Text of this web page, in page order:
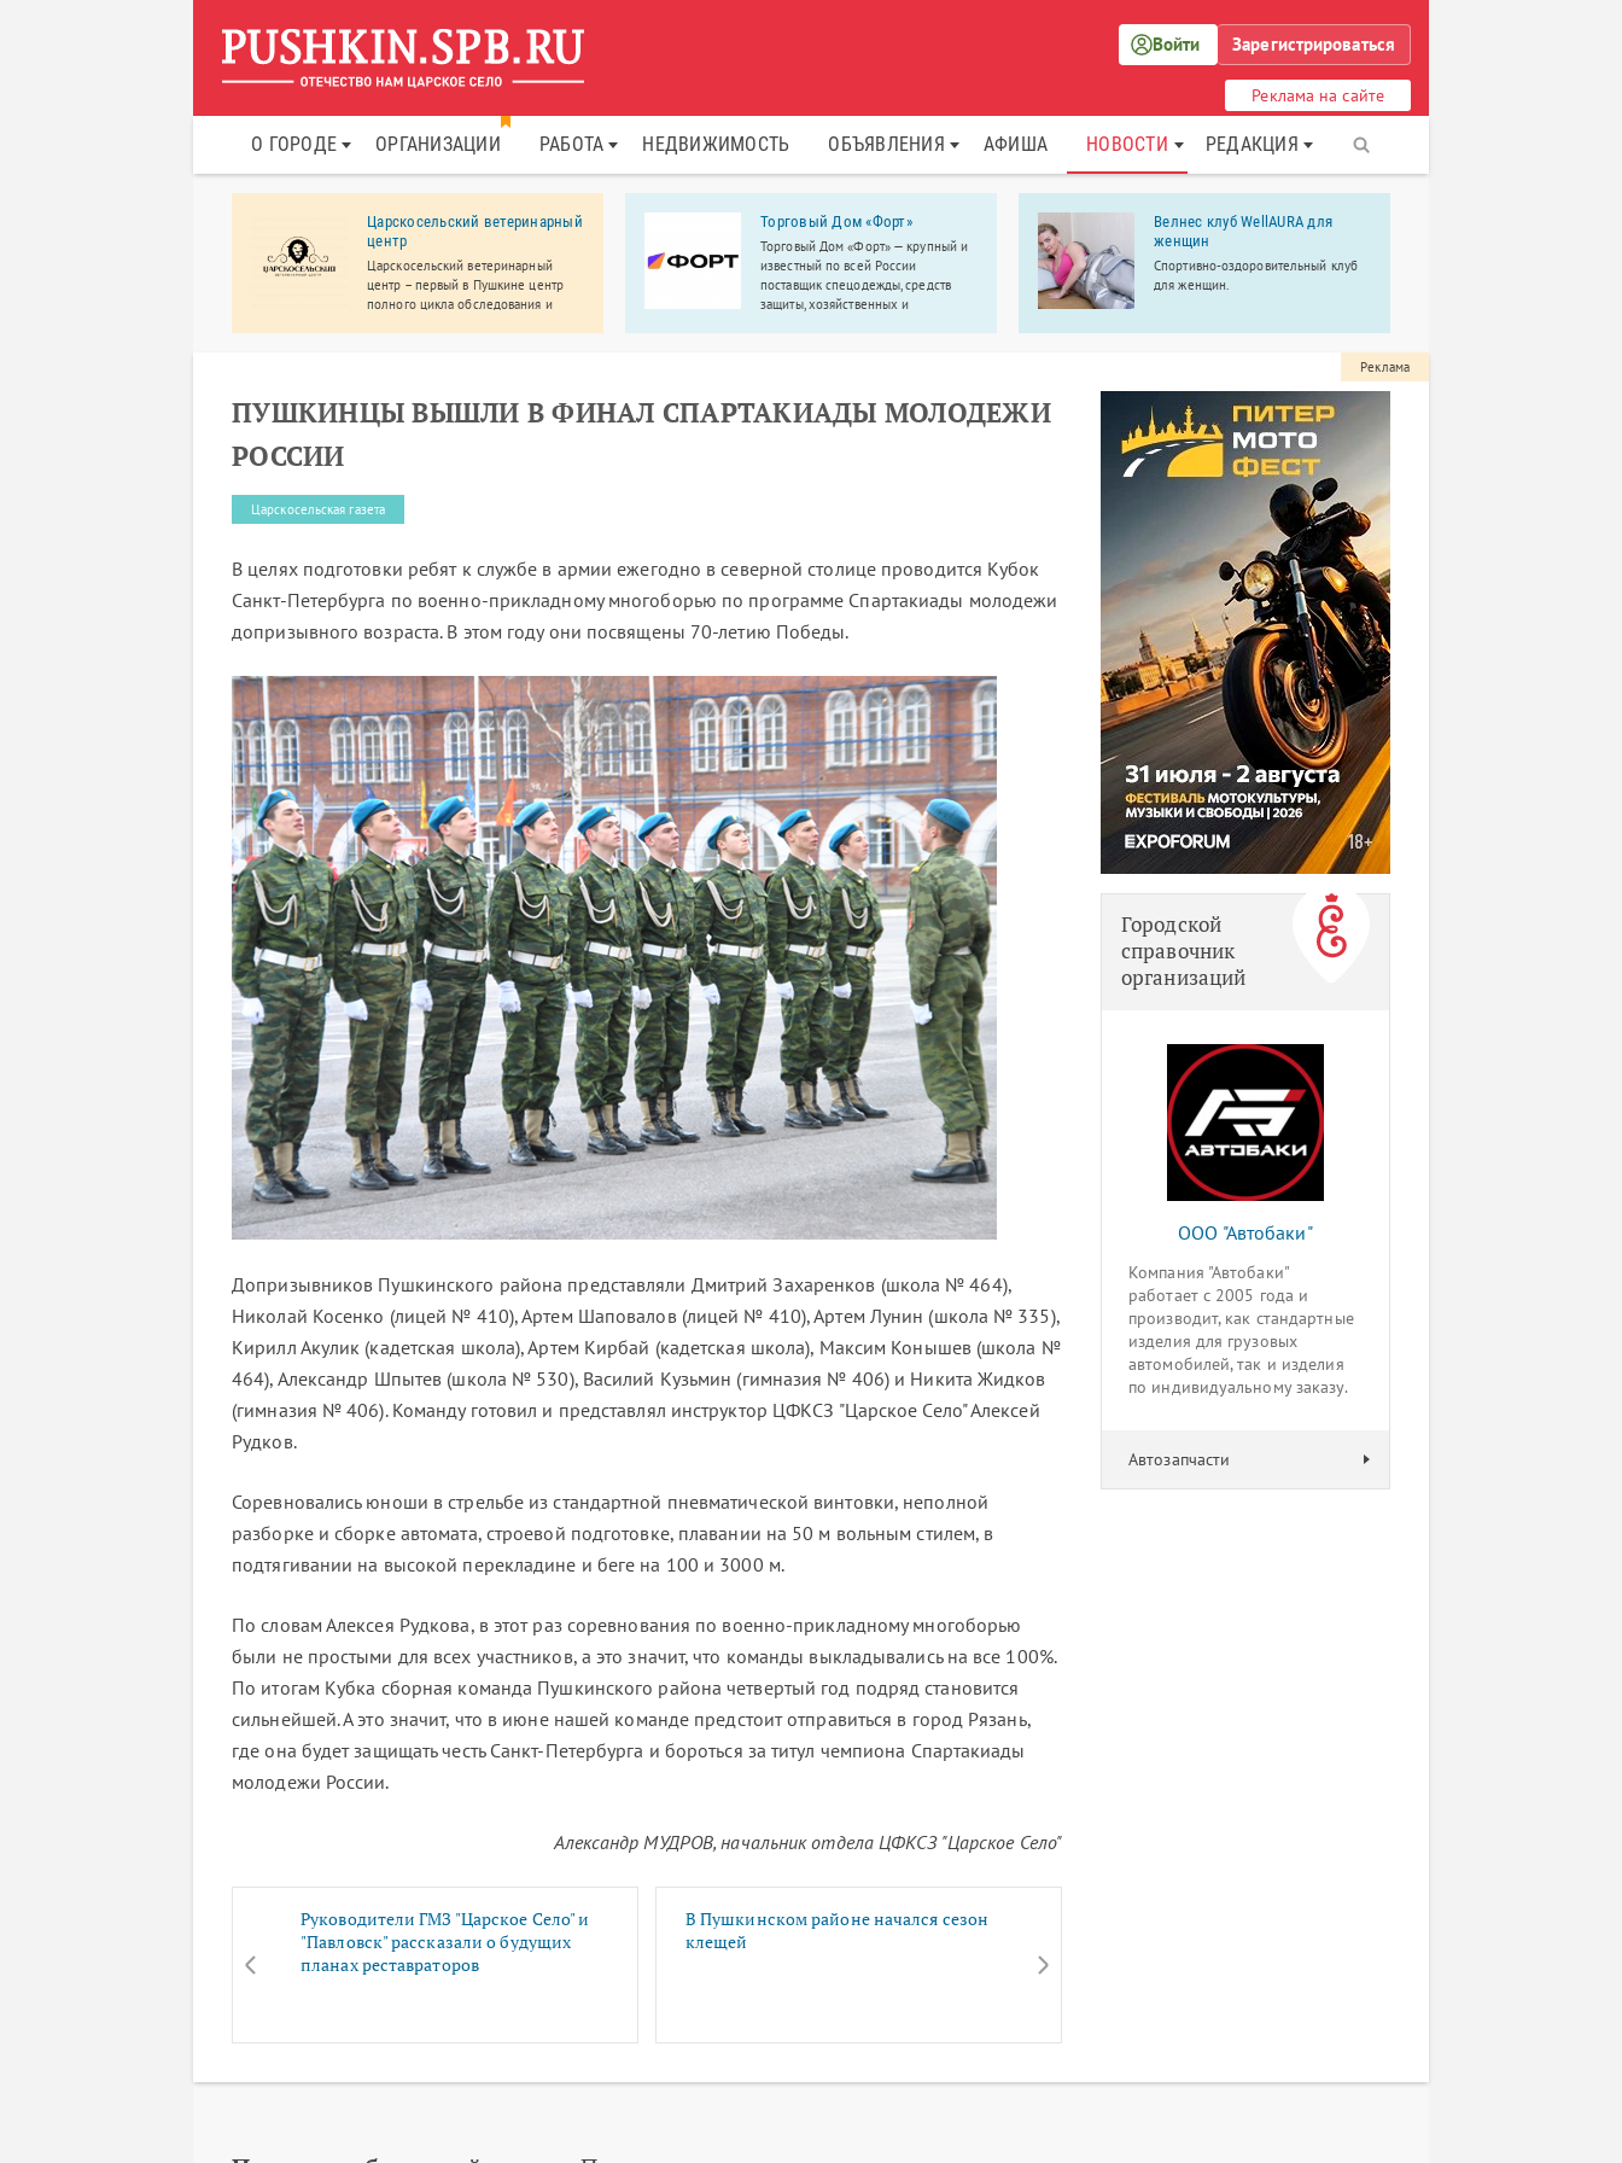
Войти Зарегистрироваться
Реклама на сайте
О ГОРОДЕ ОРГАНИЗАЦИИ РАБОТА НЕДВИЖИМОСТЬ ОБЪЯВЛЕНИЯ АФИША НОВОСТИ РЕДАКЦИЯ
Царскосельский ветеринарный
центр
Царскосельский ветеринарный
центр – первый в Пушкине центр
полного цикла обследования и
Торговый Дом «Форт»
Торговый Дом «Форт» — крупный и
известный по всей России
поставщик спецодежды, средств
защиты, хозяйственных и
Велнес клуб WellAURA для
женщин
Спортивно-оздоровительный клуб
для женщин.
ПУШКИНЦЫ ВЫШЛИ В ФИНАЛ СПАРТАКИАДЫ МОЛОДЕЖИ
РОССИИ
Царскосельская газета
В целях подготовки ребят к службе в армии ежегодно в северной столице проводится Кубок
Санкт-Петербурга по военно-прикладному многоборью по программе Спартакиады молодежи
допризывного возраста. В этом году они посвящены 70-летию Победы.
Допризывников Пушкинского района представляли Дмитрий Захаренков (школа № 464),
Николай Косенко (лицей № 410), Артем Шаповалов (лицей № 410), Артем Лунин (школа № 335),
Кирилл Акулик (кадетская школа), Артем Кирбай (кадетская школа), Максим Конышев (школа №
464), Александр Шпытев (школа № 530), Василий Кузьмин (гимназия № 406) и Никита Жидков
(гимназия № 406). Команду готовил и представлял инструктор ЦФКСЗ "Царское Село" Алексей
Рудков.
Соревновались юноши в стрельбе из стандартной пневматической винтовки, неполной
разборке и сборке автомата, строевой подготовке, плавании на 50 м вольным стилем, в
подтягивании на высокой перекладине и беге на 100 и 3000 м.
По словам Алексея Рудкова, в этот раз соревнования по военно-прикладному многоборью
были не простыми для всех участников, а это значит, что команды выкладывались на все 100%.
По итогам Кубка сборная команда Пушкинского района четвертый год подряд становится
сильнейшей. А это значит, что в июне нашей команде предстоит отправиться в город Рязань,
где она будет защищать честь Санкт-Петербурга и бороться за титул чемпиона Спартакиады
молодежи России.
Александр МУДРОВ, начальник отдела ЦФКСЗ "Царское Село"
Руководители ГМЗ "Царское Село" и
"Павловск" рассказали о будущих
планах реставраторов
В Пушкинском районе начался сезон
клещей
Реклама
Городской
справочник
организаций
ООО "Автобаки"
Компания "Автобаки"
работает с 2005 года и
производит, как стандартные
изделия для грузовых
автомобилей, так и изделия
по индивидуальному заказу.
Автозапчасти